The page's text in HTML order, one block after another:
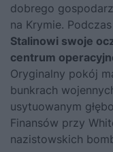
dobrego
na Krymie.
Stalinowi swoje
centrum
Oryginalny pokój
bunkrach
usytuowanym
Finansów przy
nazistowskich